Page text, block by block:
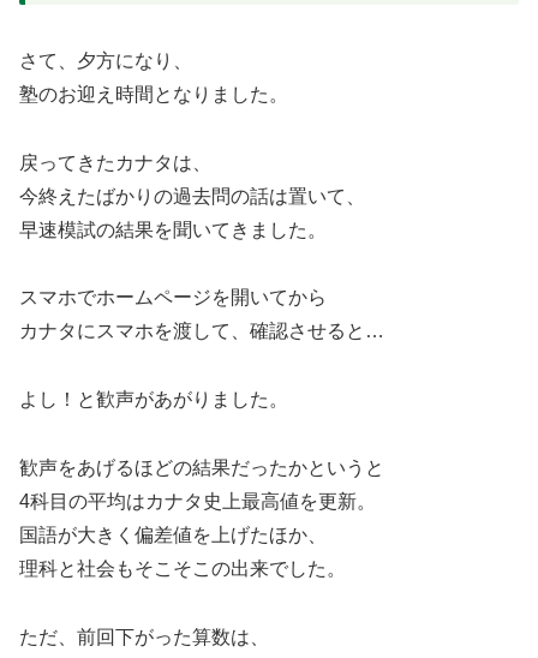
さて、夕方になり、
塾のお迎え時間となりました。
戻ってきたカナタは、
今終えたばかりの過去問の話は置いて、
早速模試の結果を聞いてきました。
スマホでホームページを開いてから
カナタにスマホを渡して、確認させると…
よし！と歓声があがりました。
歓声をあげるほどの結果だったかというと
4科目の平均はカナタ史上最高値を更新。
国語が大きく偏差値を上げたほか、
理科と社会もそこそこの出来でした。
ただ、前回下がった算数は、